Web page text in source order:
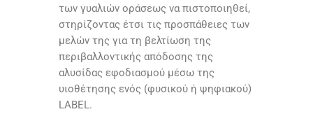
των γυαλιών οράσεως να πιστοποιηθεί,
στηρίζοντας έτσι τις προσπάθειες των
μελών της για τη βελτίωση της
περιβαλλοντικής απόδοσης της
αλυσίδας εφοδιασμού μέσω της
υιοθέτησης ενός (φυσικού ή ψηφιακού)
LABEL.